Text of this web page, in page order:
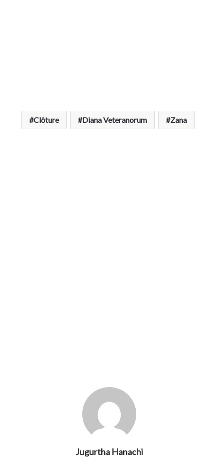
Clôture Diana Veteranorum Zana
Jugurtha Hanachi